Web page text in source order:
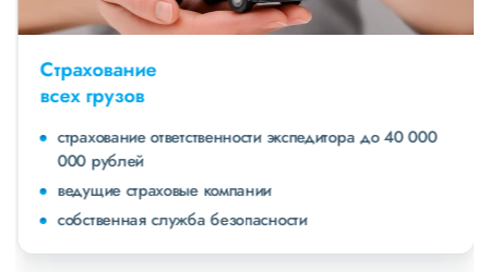
Страхование
всех грузов
страхование ответственности экспедитора до 40 000
000 рублей
ведущие страховые компании
собственная служба безопасности